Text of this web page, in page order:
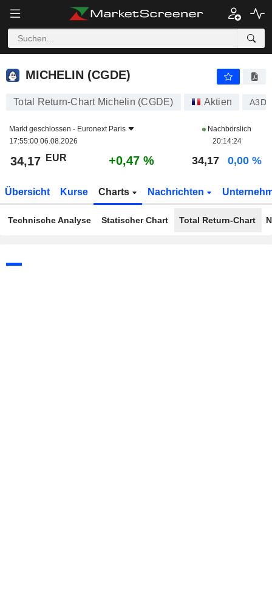
MICHELIN (CGDE)
MICHELIN (CGDE)
Total Return-Chart Michelin (CGDE) Aktien
Markt geschlossen - Euronext Paris
17:55:00 06.08.2026
Nachbörslich
20:14:24
34,17 EUR +0,47 % 34,17 0,00 %
Übersicht Kurse Charts Nachrichten
Technische Analyse Statischer Chart Total Return-Chart